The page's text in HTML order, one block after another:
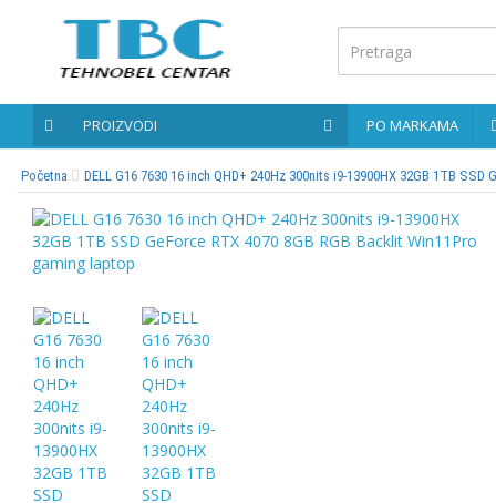
Glavna
Kontaktirajte
nas
Po
markama
Bernardo
Brusne
rezne
ploče
PROIZVODI PO MARKAMA
Početna DELL G16 7630 16 inch QHD+ 240Hz 300nits i9-13900HX 32GB 1TB